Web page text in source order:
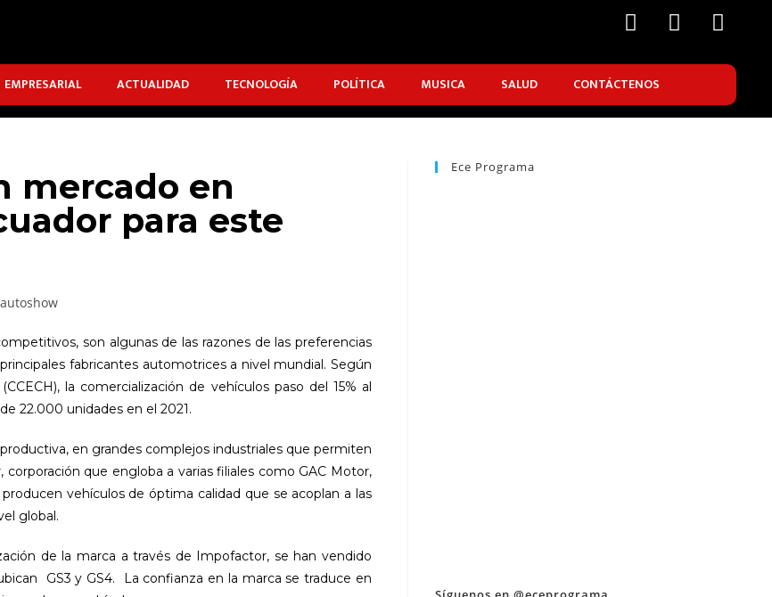
EMPRESARIAL ACTUALIDAD TECNOLOGÍA POLÍTICA MUSICA SALUD CONTÁCTENOS
mercado en
para este
son algunas de las razones de las preferencias
fabricantes automotrices a nivel mundial. Según
la comercialización de vehículos paso del 15% al
22.000 unidades en el 2021.
en grandes complejos industriales que permiten
que engloba a varias filiales como GAC Motor,
vehículos de óptima calidad que se acoplan a las
global.
de la marca a través de Impofactor, se han vendido
GS3 y GS4. La confianza en la marca se traduce en
Ece Programa